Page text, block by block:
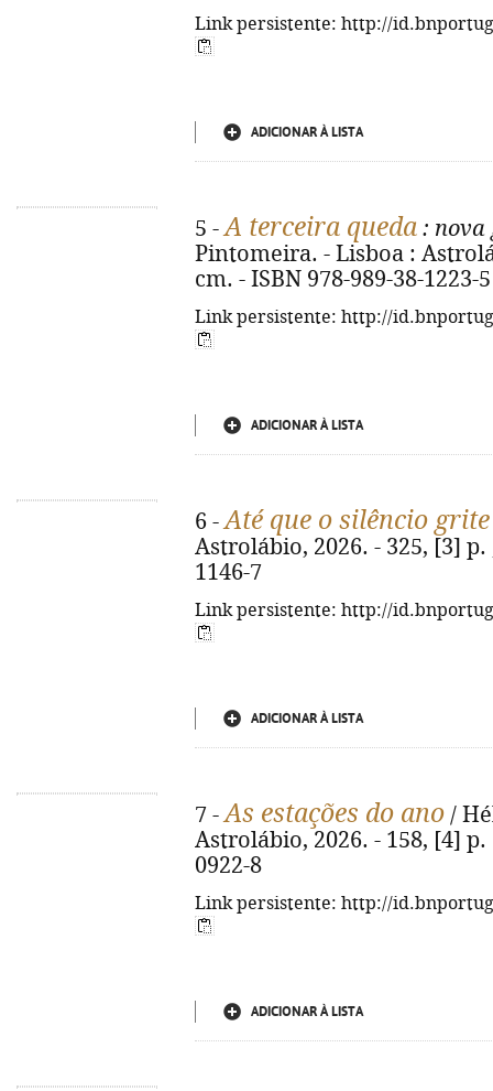
Link persistente: http://
ADICIONAR À LISTA
5 -A terceira queda : nova
Pintomeira. - Lisboa :
cm. - ISBN 978-989-38-1223-5
Link persistente: http://
ADICIONAR À LISTA
6 -Até que o silêncio grite
Astrolábio, 2026. - 325, [3] p.
1146-7
Link persistente: http://
ADICIONAR À LISTA
7 -As estações do ano /
Astrolábio, 2026. - 158, [4] p.
0922-8
Link persistente: http://
ADICIONAR À LISTA